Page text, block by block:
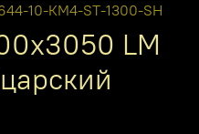
10-КМ4-ST-1300-SH
LM